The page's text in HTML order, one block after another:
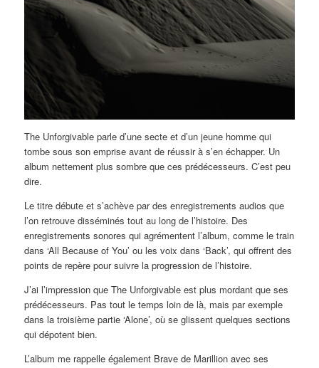
The Unforgivable parle d’une secte et d’un jeune homme qui
tombe sous son emprise avant de réussir à s’en échapper. Un
album nettement plus sombre que ces prédécesseurs. C’est peu
dire.
Le titre débute et s’achève par des enregistrements audios que
l’on retrouve disséminés tout au long de l’histoire. Des
enregistrements sonores qui agrémentent l’album, comme le train
dans ‘All Because of You’ ou les voix dans ‘Back’, qui offrent des
points de repère pour suivre la progression de l’histoire.
J’ai l’impression que The Unforgivable est plus mordant que ses
prédécesseurs. Pas tout le temps loin de là, mais par exemple
dans la troisième partie ‘Alone’, où se glissent quelques sections
qui dépotent bien.
L’album me rappelle également Brave de Marillion avec ses